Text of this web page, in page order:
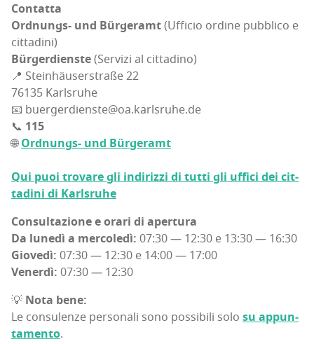
Con­tat­ta
Ord­nungs- und Bür­ge­ramt(Uffi­cio ordi­ne pub­bli­co e
cit­ta­di­ni)
Bür­ger­dien­ste(Ser­vi­zi al cit­ta­di­no)
📍 Stei­n­häu­ser­straße 22
76135 Karl­sru­he
📧 buergerdienste@oa.karlsruhe.de
📞 115
🌐Ord­nungs- und Bür­ge­ramt
Qui puoi tro­va­re gli indi­riz­zi di tut­ti gli uffi­ci dei cit­
ta­di­ni di Karlsruhe
Con­sul­ta­zio­ne e ora­ri di aper­tu­ra
Da lune­dì a mer­co­le­dì: 07:30 — 12:30 e 13:30 — 16:30
Gio­ve­dì: 07:30 — 12:30 e 14:00 — 17:00
Vener­dì: 07:30 — 12:30
💡 Nota bene:
Le con­su­len­ze per­so­na­li sono pos­si­bi­li solo su appun­
ta­men­to.